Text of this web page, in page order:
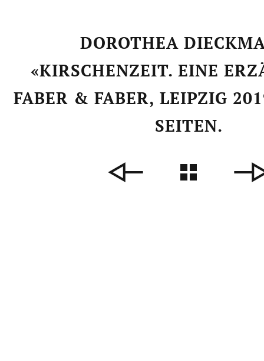
DOROTHEA
«KIRSCHENZEIT. EINE
FABER & FABER, LEIPZIG
SEITEN.